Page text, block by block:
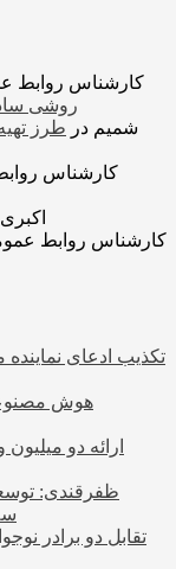
کارشناس روابط
روشی
شمیم در طرز
کارشناس
اکبری
کارشناس روابط
تکذیب ادعای
ظفرقندی:
تقابل دو برادر